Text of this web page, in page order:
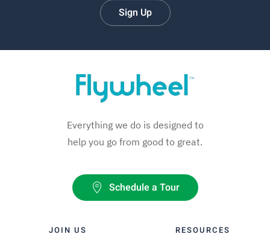
Sign Up
Everything we do is designed to
help you go from good to great.
Schedule a Tour
JOIN US RESOURCES